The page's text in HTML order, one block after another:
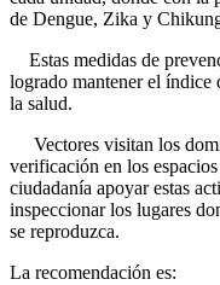
de Dengue, Zika y
Estas medidas de
logrado mantener el índice
la salud.
Vectores visitan los
verificación en los
ciudadanía apoyar estas
inspeccionar los lugares
se reproduzca.
La recomendación es: